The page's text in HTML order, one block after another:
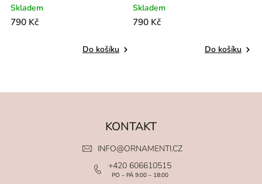
Skladem
790 Kč
Do košíku
Skladem
790 Kč
Do košíku
KONTAKT
INFO@ORNAMENTI.CZ
+420 606610515
PO – PÁ 9:00 – 18:00